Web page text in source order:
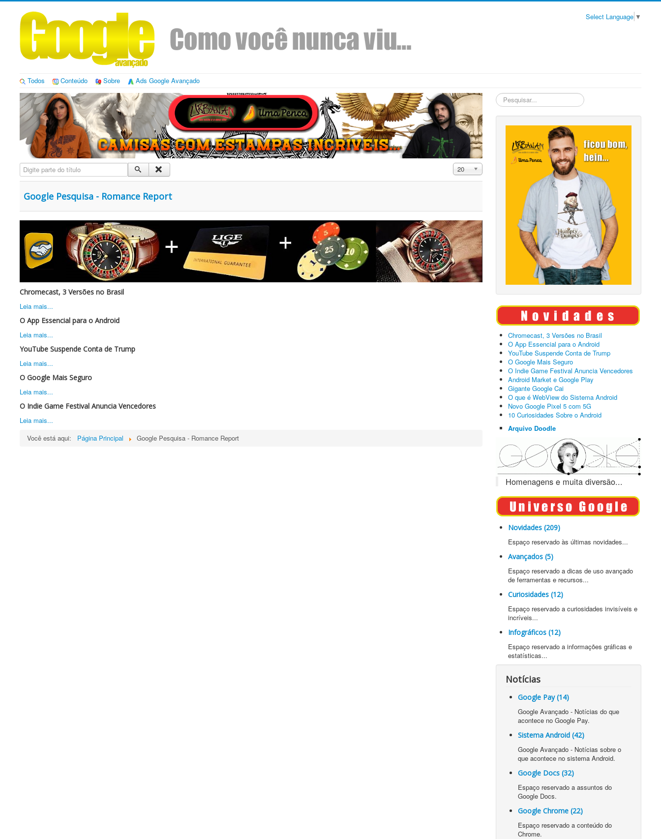
Select Language ▼
Todos Conteúdo Sobre Ads Google Avançado
Digite parte do título Exibir #
20
Google Pesquisa - Romance Report
Chromecast, 3 Versões no Brasil
Leia mais...
O App Essencial para o Android
Leia mais...
YouTube Suspende Conta de Trump
Leia mais...
O Google Mais Seguro
Leia mais...
O Indie Game Festival Anuncia Vencedores
Leia mais...
Você está aqui:
Página Principal Google Pesquisa - Romance Report
Pesquisa
Interna
Chromecast, 3 Versões no Brasil
O App Essencial para o Android
YouTube Suspende Conta de Trump
O Google Mais Seguro
O Indie Game Festival Anuncia Vencedores
Android Market e Google Play
Gigante Google Cai
O que é WebView do Sistema Android
Novo Google Pixel 5 com 5G
10 Curiosidades Sobre o Android
Arquivo Doodle
Homenagens e muita diversão...
Novidades (209)
Espaço reservado às últimas novidades...
Avançados (5)
Espaço reservado a dicas de uso avançado
de ferramentas e recursos...
Curiosidades (12)
Espaço reservado a curiosidades invisíveis e
incríveis...
Infográficos (12)
Espaço reservado a informações gráficas e
estatísticas...
Notícias
Google Pay (14)
Google Avançado - Notícias do que
acontece no Google Pay.
Sistema Android (42)
Google Avançado - Notícias sobre o
que acontece no sistema Android.
Google Docs (32)
Espaço reservado a assuntos do
Google Docs.
Google Chrome (22)
Espaço reservado a conteúdo do
Chrome.